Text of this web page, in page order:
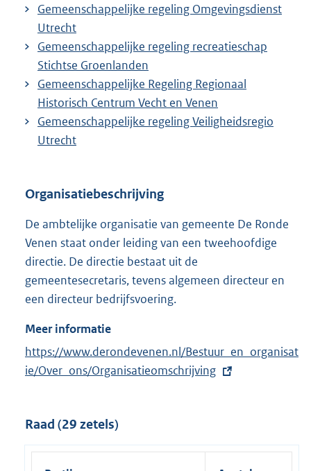
Gemeenschappelijke regeling Omgevingsdienst
Utrecht
Gemeenschappelijke regeling recreatieschap
Stichtse Groenlanden
Gemeenschappelijke Regeling Regionaal
Historisch Centrum Vecht en Venen
Gemeenschappelijke regeling Veiligheidsregio
Utrecht
Organisatiebeschrijving
De ambtelijke organisatie van gemeente De Ronde
Venen staat onder leiding van een tweehoofdige
directie. De directie bestaat uit de
gemeentesecretaris, tevens algemeen directeur en
een directeur bedrijfsvoering.
Meer informatie
E
x
r
n
https://www.derondevenen.nl/Bestuur_en_organisat
ie/Over_ons/Organisatieomschrijving
Raad (29 zetels)